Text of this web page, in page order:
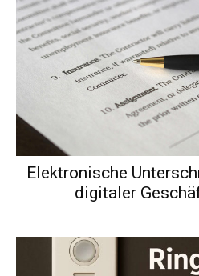
Elektronische
digitaler